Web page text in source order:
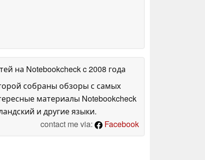
на Notebookcheckc 2008 года
собраны обзоры с самых
материалы Notebookcheck
и другие языки.
contact me via:
Facebook